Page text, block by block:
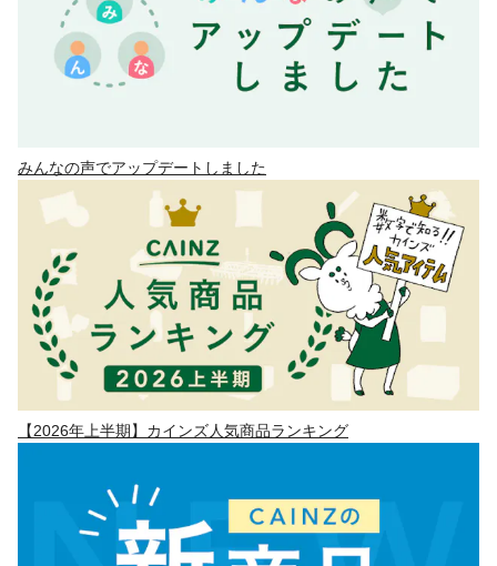
みんなの声でアップデートしました
【2026年上半期】カインズ人気商品ランキング